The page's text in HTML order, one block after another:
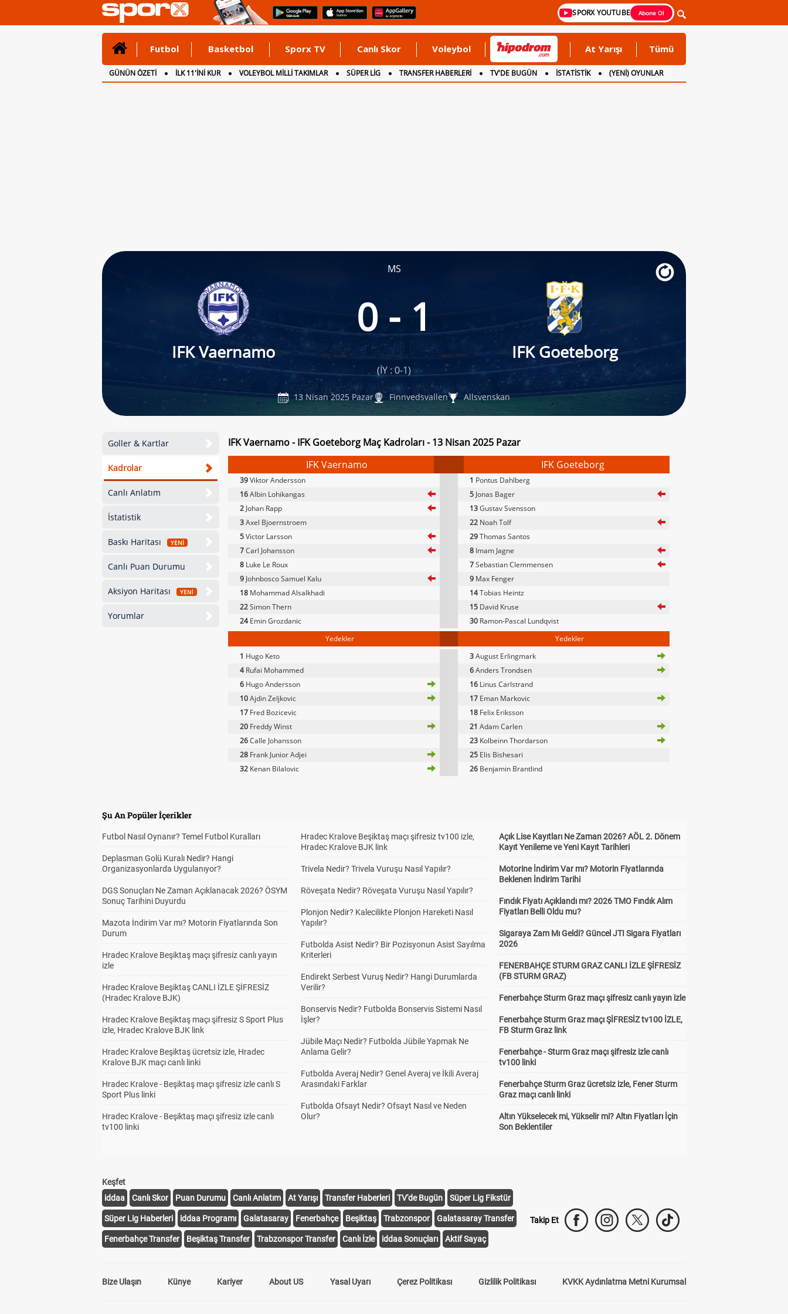
SPORX YOUTUBE Abone Ol
Futbol Basketbol Sporx TV Canlı Skor Voleybol At Yarışı Tümü
GÜNÜN ÖZETİ İLK 11'İNİ KUR VOLEYBOL MİLLİ TAKIMLAR SÜPER LİG TRANSFER HABERLERİ TV'DE BUGÜN İSTATİSTİK
(YENİ) OYUNLAR
CANLI ANLATIM
İNGİLTERE
MS
IFK Vaernamo
0 - 1
IFK Goeteborg
(İY : 0-1)
13 Nisan 2025 Pazar Finnvedsvallen Allsvenskan
Goller & Kartlar
Kadrolar
Canlı Anlatım
İstatistik
Baskı Haritası YENİ
Canlı Puan Durumu
Aksiyon Haritası YENİ
Yorumlar
IFK Vaernamo - IFK Goeteborg Maç Kadroları - 13 Nisan 2025 Pazar
IFK Vaernamo
IFK Goeteborg
39Viktor Andersson 1 Pontus Dahlberg
16Albin Lohikangas 5 Jonas Bager
2 Johan Rapp 13Gustav Svensson
3Axel Bjoernstroem 22 Noah Tolf
5Victor Larsson 29Thomas Santos
7Carl Johansson 8 Imam Jagne
8 Luke Le Roux 7Sebastian Clemmensen
9 Johnbosco Samuel Kalu 9 Max Fenger
18 Mohammad Alsalkhadi 14Tobias Heintz
22Simon Thern 15 David Kruse
24 Emin Grozdanic 30 Ramon-Pascal Lundqvist
Yedekler
Yedekler
1 Hugo Keto 3August Erlingmark
4 Rufai Mohammed 6Anders Trondsen
6 Hugo Andersson 16 Linus Carlstrand
10Ajdin Zeljkovic 17 Eman Markovic
17 Fred Bozicevic 18 Felix Eriksson
20 Freddy Winst 21 Adam Carlen
26Calle Johansson 23 Kolbeinn Thordarson
28 Frank Junior Adjei 25 Elis Bishesari
32 Kenan Bilalovic 26 Benjamin Brantlind
Şu An Popüler İçerikler
Futbol Nasıl Oynanır? Temel Futbol Kuralları
Deplasman Golü Kuralı Nedir? Hangi
Organizasyonlarda Uygulanıyor?
DGS Sonuçları Ne Zaman Açıklanacak 2026? ÖSYM
Sonuç Tarihini Duyurdu
Mazota İndirim Var mı? Motorin Fiyatlarında Son
Durum
Hradec Kralove Beşiktaş maçı şifresiz canlı yayın
izle
Hradec Kralove Beşiktaş CANLI İZLE ŞİFRESİZ
(Hradec Kralove BJK)
Hradec Kralove Beşiktaş maçı şifresiz S Sport Plus
izle, Hradec Kralove BJK link
Hradec Kralove Beşiktaş ücretsiz izle, Hradec
Kralove BJK maçı canlı linki
Hradec Kralove - Beşiktaş maçı şifresiz izle canlı S
Sport Plus linki
Hradec Kralove - Beşiktaş maçı şifresiz izle canlı
tv100 linki
Hradec Kralove Beşiktaş maçı şifresiz tv100 izle,
Hradec Kralove BJK link
Trivela Nedir? Trivela Vuruşu Nasıl Yapılır?
Röveşata Nedir? Röveşata Vuruşu Nasıl Yapılır?
Plonjon Nedir? Kalecilikte Plonjon Hareketi Nasıl
Yapılır?
Futbolda Asist Nedir? Bir Pozisyonun Asist Sayılma
Kriterleri
Endirekt Serbest Vuruş Nedir? Hangi Durumlarda
Verilir?
Bonservis Nedir? Futbolda Bonservis Sistemi Nasıl
İşler?
Jübile Maçı Nedir? Futbolda Jübile Yapmak Ne
Anlama Gelir?
Futbolda Averaj Nedir? Genel Averaj ve İkili Averaj
Arasındaki Farklar
Futbolda Ofsayt Nedir? Ofsayt Nasıl ve Neden
Olur?
Açık Lise Kayıtları Ne Zaman 2026? AÖL 2. Dönem
Kayıt Yenileme ve Yeni Kayıt Tarihleri
Motorine İndirim Var mı? Motorin Fiyatlarında
Beklenen İndirim Tarihi
Fındık Fiyatı Açıklandı mı? 2026 TMO Fındık Alım
Fiyatları Belli Oldu mu?
Sigaraya Zam Mı Geldi? Güncel JTI Sigara Fiyatları
2026
FENERBAHÇE STURM GRAZ CANLI İZLE ŞİFRESİZ
(FB STURM GRAZ)
Fenerbahçe Sturm Graz maçı şifresiz canlı yayın izle
Fenerbahçe Sturm Graz maçı ŞİFRESİZ tv100 İZLE,
FB Sturm Graz link
Fenerbahçe - Sturm Graz maçı şifresiz izle canlı
tv100 linki
Fenerbahçe Sturm Graz ücretsiz izle, Fener Sturm
Graz maçı canlı linki
Altın Yükselecek mi, Yükselir mi? Altın Fiyatları İçin
Son Beklentiler
Keşfet
iddaa
Canlı Skor Puan Durumu Canlı Anlatım At Yarışı Transfer Haberleri TV'de Bugün Süper Lig Fikstür
Süper Lig Haberleri iddaa Programı Galatasaray Fenerbahçe Beşiktaş Trabzonspor Galatasaray Transfer
Fenerbahçe Transfer Beşiktaş Transfer Trabzonspor Transfer Canlı İzle iddaa Sonuçları Aktif Sayaç
Takip Et
Bize Ulaşın Künye Kariyer About US Yasal Uyarı Çerez Politikası Gizlilik Politikası KVKK Aydınlatma Metni Kurumsal